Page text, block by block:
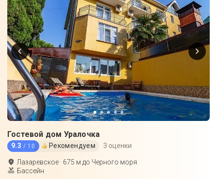
Гостевой дом Уралочка
9.3 / 10 Рекомендуем 3 оценки
Лазаревское · 675 м до Черного моря
Бассейн